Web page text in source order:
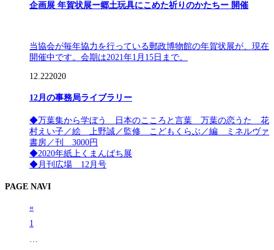
企画展 年賀状展ー郷土玩具にこめた祈りのかたちー 開催
当協会が毎年協力を行っている郵政博物館の年賀状展が、現在
開催中です。会期は2021年1月15日まで。
12.222020
12月の事務局ライブラリー
◆万葉集から学ぼう 日本のこころと言葉 万葉の恋うた 花
村えい子／絵 上野誠／監修 こどもくらぶ／編 ミネルヴァ
書房／刊 3000円
◆2020年紙上くまんばち展
◆月刊広場 12月号
PAGE NAVI
«
1
…